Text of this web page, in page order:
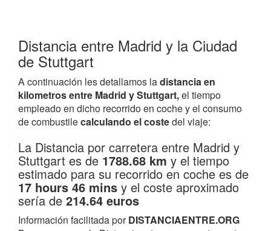
Distancia entre Madrid y la Ciudad
de Stuttgart
A continuación les detallamos ladistancia en
kilometros entre Madrid y Stuttgart,el tiempo
empleado en dicho recorrido en coche y el consumo
de combustilecalculando el costedel viaje:
La Distancia por carretera entre Madrid y
Stuttgart es de 1788.68 km y el tiempo
estimado para su recorrido en coche es de
17 hours 46 mins y el coste aproximado
sería de 214.64 euros
Información facilitada porDISTANCIAENTRE.ORG